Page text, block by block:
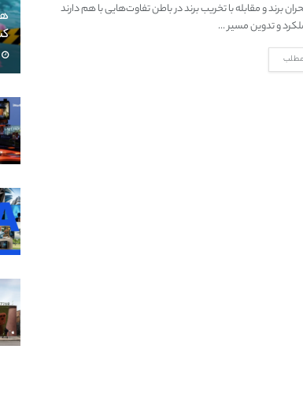
برند و مقابله با تخریب برند در باطن تفاوت‌هایی با هم دارند
و تدوین مسیر ...
مطلب